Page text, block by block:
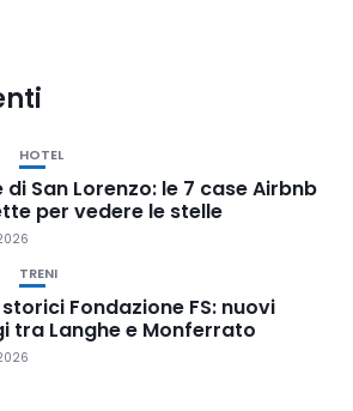
HOTEL
di San Lorenzo: le 7 case Airbnb
per vedere le stelle
TRENI
Fondazione FS: nuovi
tra Langhe e Monferrato